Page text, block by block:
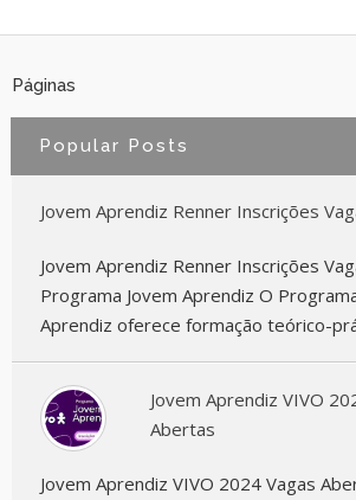
Páginas
Popular Posts
Jovem Aprendiz Renner Inscrições
Jovem Aprendiz Renner Inscrições
Programa Jovem Aprendiz O
Aprendiz oferece formação teórico-
Jovem Aprendiz VIVO
Abertas
Jovem Aprendiz VIVO 2024 Vagas